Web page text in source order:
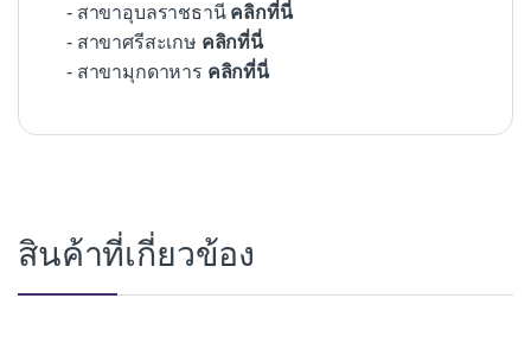
- สาขาอุบลราชธานี คลิกที่นี่
- สาขาศรีสะเกษ คลิกที่นี่
- สาขามุกดาหาร คลิกที่นี่
สินค้าที่เกี่ยวข้อง